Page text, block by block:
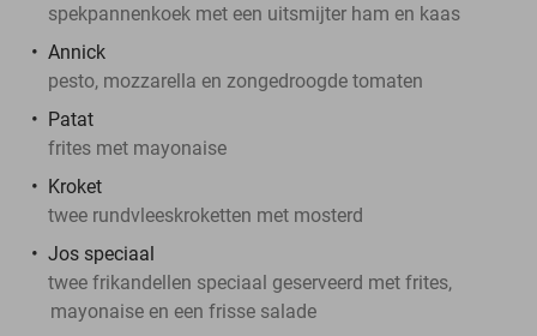
spekpannenkoek met een uitsmijter ham en kaas
Annick
pesto, mozzarella en zongedroogde tomaten
Patat
frites met mayonaise
Kroket
twee rundvleeskroketten met mosterd
Jos speciaal
twee frikandellen speciaal geserveerd met frites,
mayonaise en een frisse salade